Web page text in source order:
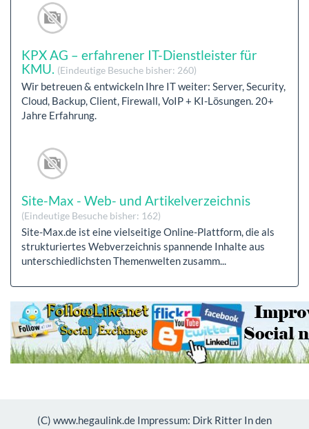
KPX AG – erfahrener IT-Dienstleister für
KMU. (Eindeutige Besuche bisher: 260)
Wir betreuen & entwickeln Ihre IT weiter: Server, Security,
Cloud, Backup, Client, Firewall, VoIP + KI-Lösungen. 20+
Jahre Erfahrung.
Site-Max - Web- und Artikelverzeichnis
(Eindeutige Besuche bisher: 162)
Site-Max.de ist eine vielseitige Online-Plattform, die als
strukturiertes Webverzeichnis spannende Inhalte aus
unterschiedlichsten Themenwelten zusamm...
(C) www.hegaulink.de Impressum: Dirk Ritter In den